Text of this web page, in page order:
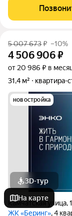
города, с хорошей
остановка в
5 007 673₽ –10%
4 506 906₽
от 20 986 ₽ в
31,4 м²
квартира-
новостройка
3D-тур
Камчатская улица,
ЖК «Беринг», 4
На карте